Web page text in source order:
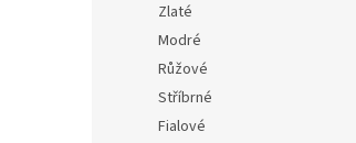
Zlaté
Modré
Růžové
Stříbrné
Fialové